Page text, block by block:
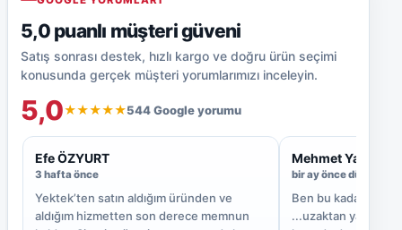
5,0 puanlı müşteri güveni
Satış sonrası destek, hızlı kargo ve doğru ürün seçimi
konusunda gerçek müşteri yorumlarımızı inceleyin.
5,0★★★★★544 Google yorumu
Efe ÖZYURT
3 hafta önce
Yektek’ten satın aldığım üründen ve
aldığım hizmetten son derece memnun
Mehmet Yaşar
bir ay önce
Ben bu kadar ilgili
...uzaktan yardım